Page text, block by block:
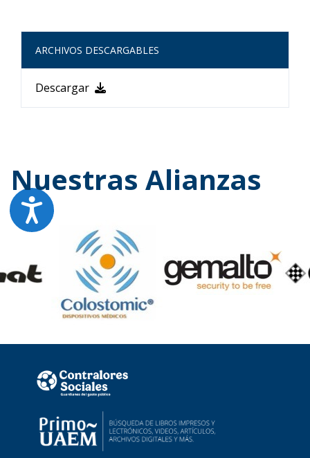
ARCHIVOS DESCARGABLES
Descargar
Nuestras Alianzas